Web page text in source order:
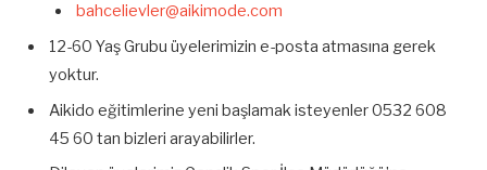
bahcelievler@aikimode.com
12-60 Yaş Grubu üyelerimizin e-posta atmasına gerek
yoktur.
Aikido eğitimlerine yeni başlamak isteyenler 0532 608
45 60 tan bizleri arayabilirler.